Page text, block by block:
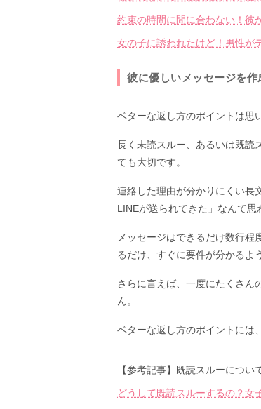
約束の時間に間に合わない！彼
女の子に誘われたけど！男性が
彼に優しいメッセージを作
ベターな返し方のポイントは思
長く未読スルー、あるいは既読
ても大切です。
連絡した理由が分かりにくい長
LINEが送られてきた」なんて思
メッセージはできるだけ数行
るだけ、すぐに要件が分かるよ
さらに言えば、一度にたくさん
ん。
ベターな返し方のポイントには
【参考記事】既読スルーにつ
どうして既読スルーするの？女